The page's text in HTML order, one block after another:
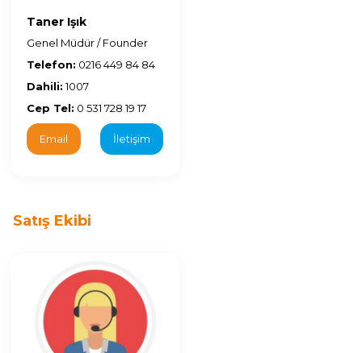
Taner Işık
Genel Müdür / Founder
Telefon: 0216 449 84 84
Dahili:1007
Cep Tel: 0 531 728 19 17
Email İletişim
Satış Ekibi